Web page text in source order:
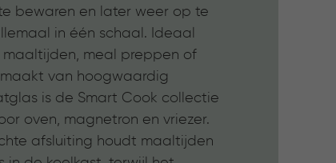
bewaren en later weer op te
in één schaal. Ideaal
maaltijden, meal preppen of
van hoogwaardig
is de Smart Cook collectie
oven, magnetron en vriezer.
afsluiting houdt maaltijden